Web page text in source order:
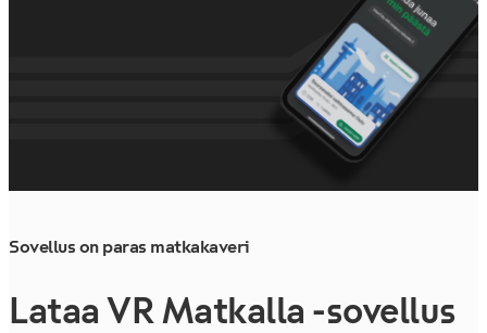
Lataa VR Matkalla -sovellus
Sovellus on paras matkakaveri